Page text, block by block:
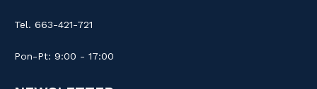
Tel. 663-421-721
Pon-Pt: 9:00 - 17:00